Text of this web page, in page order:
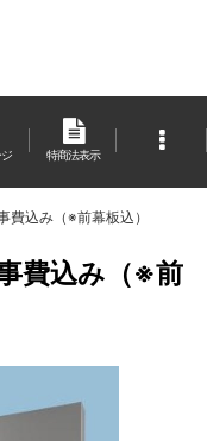
特商法表示
込み（※前幕板込）
費込み（※前